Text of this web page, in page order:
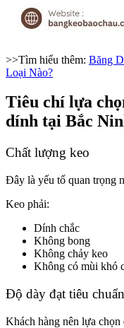
>>Tìm hiểu thêm: Băng
Loại Nào?
Tiêu chí lựa
dính tại Bắc
Chất lượng keo
Đây là yếu tố quan trọng
Keo phải:
Dính chắc
Không bong
Không chảy keo
Không có mùi khó
Độ dày đạt tiêu chuẩn
Khách hàng nên lựa